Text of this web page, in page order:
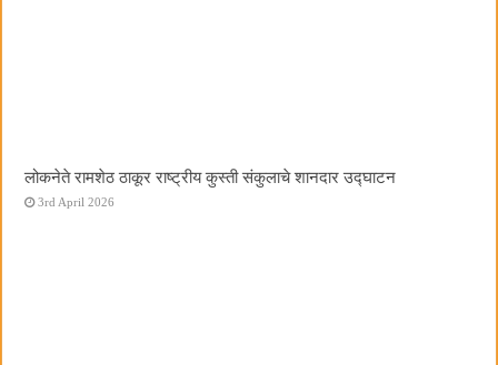
लोकनेते रामशेठ ठाकूर राष्ट्रीय कुस्ती संकुलाचे शानदार उद्घाटन
3rd April 2026